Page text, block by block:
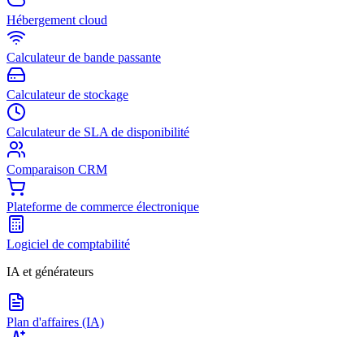
Hébergement cloud
Calculateur de bande passante
Calculateur de stockage
Calculateur de SLA de disponibilité
Comparaison CRM
Plateforme de commerce électronique
Logiciel de comptabilité
IA et générateurs
Plan d'affaires (IA)